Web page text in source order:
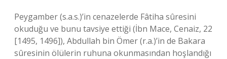
Peygamber (s.a.s.)’in cenazelerde Fâtiha sûresini
okuduğu ve bunu tavsiye ettiği (İbn Mace, Cenaiz, 22
[1495, 1496]), Abdullah bin Ömer (r.a.)’in de Bakara
sûresinin ölülerin ruhuna okunmasından hoşlandığı